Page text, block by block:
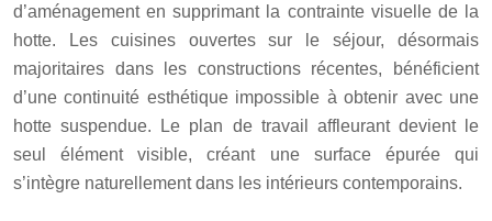
d’aménagement en supprimant la contrainte visuelle de la
hotte. Les cuisines ouvertes sur le séjour, désormais
majoritaires dans les constructions récentes, bénéficient
d’une continuité esthétique impossible à obtenir avec une
hotte suspendue. Le plan de travail affleurant devient le
seul élément visible, créant une surface épurée qui
s’intègre naturellement dans les intérieurs contemporains.